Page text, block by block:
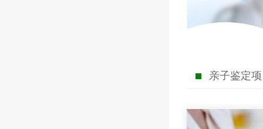
亲子鉴定